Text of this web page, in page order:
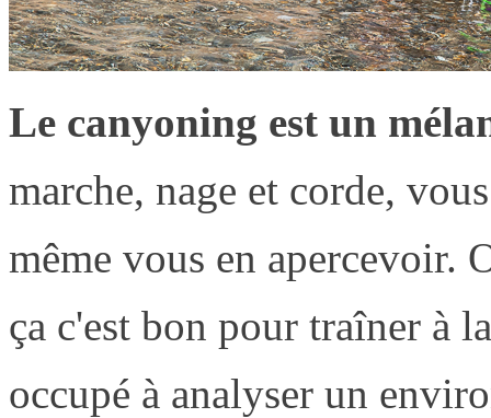
Le canyoning est un
marche, nage et corde,
même vous en apercevoir.
ça c'est bon pour traîner à
occupé à analyser un